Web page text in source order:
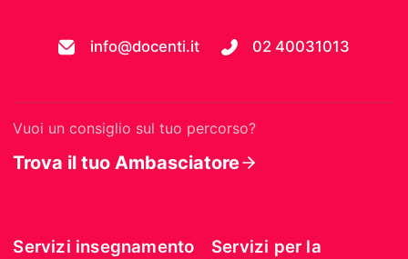
info@docenti.it 02 40031013
Vuoi un consiglio sul tuo percorso?
Trova il tuo Ambasciatore
Servizi insegnamento
Servizi per la